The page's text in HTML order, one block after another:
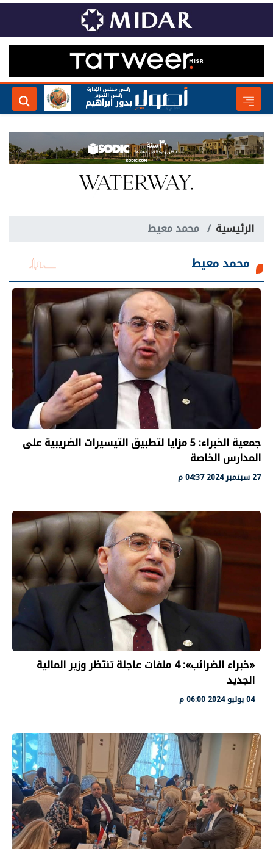
رئيس مجلس الإدارة
رئيس التحرير
بدور ابراهيم
الرئيسية محمد معيط
محمد معيط
جمعية الخبراء: 5 مزايا لتطبيق التيسيرات الضريبية على
المدارس الخاصة
27 سبتمبر 2024 04:37 م
«خبراء الضرائب»: 4 ملفات عاجلة تنتظر وزير المالية
الجديد
04 يوليو 2024 06:00 م